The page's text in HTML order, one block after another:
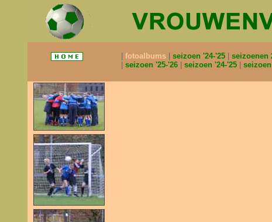
fotoalbums seizoen '24-'25 seizoenen
seizoen '25-'26
seizoen '24-'25